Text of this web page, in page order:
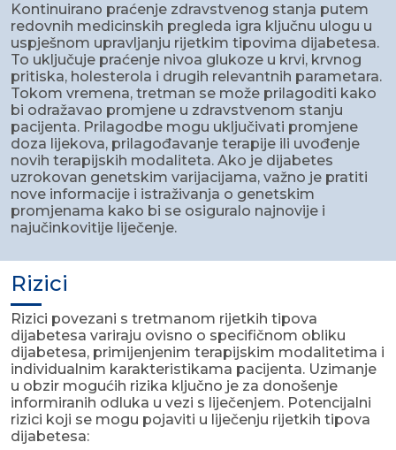
Kontinuirano praćenje zdravstvenog stanja putem
redovnih medicinskih pregleda igra ključnu ulogu u
uspješnom upravljanju rijetkim tipovima dijabetesa.
To uključuje praćenje nivoa glukoze u krvi, krvnog
pritiska, holesterola i drugih relevantnih parametara.
Tokom vremena, tretman se može prilagoditi kako
bi odražavao promjene u zdravstvenom stanju
pacijenta. Prilagodbe mogu uključivati ​​promjene
doza lijekova, prilagođavanje terapije ili uvođenje
novih terapijskih modaliteta. Ako je dijabetes
uzrokovan genetskim varijacijama, važno je pratiti
nove informacije i istraživanja o genetskim
promjenama kako bi se osiguralo najnovije i
najučinkovitije liječenje.
Rizici
Rizici povezani s tretmanom rijetkih tipova
dijabetesa variraju ovisno o specifičnom obliku
dijabetesa, primijenjenim terapijskim modalitetima i
individualnim karakteristikama pacijenta. Uzimanje
u obzir mogućih rizika ključno je za donošenje
informiranih odluka u vezi s liječenjem. Potencijalni
rizici koji se mogu pojaviti u liječenju rijetkih tipova
dijabetesa: